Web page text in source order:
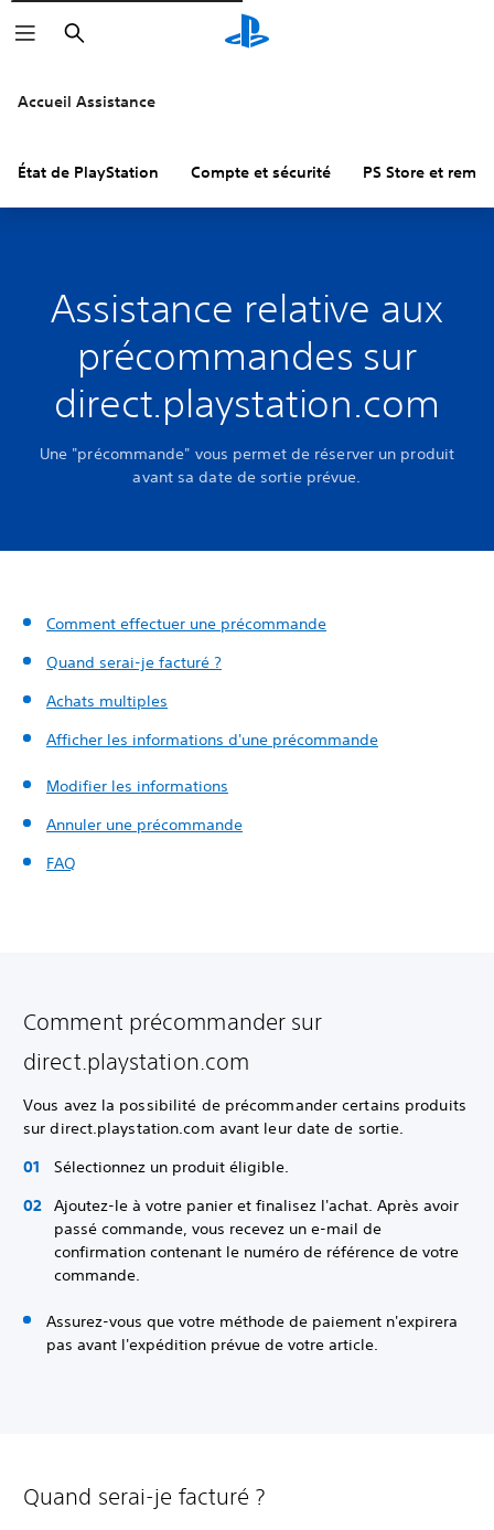
Rechercher
Accueil Assistance
État de PlayStation Compte et sécurité PS Store et
Assistance relative aux
précommandes sur
direct.playstation.com
Une "précommande" vous permet de réserver un produit
avant sa date de sortie prévue.
Comment effectuer une précommande
Quand serai-je facturé ?
Achats multiples
Afficher les informations d'une précommande
Modifier les informations
Annuler une précommande
FAQ
Comment précommander sur
direct.playstation.com
Vous avez la possibilité de précommander certains produits
sur direct.playstation.com avant leur date de sortie.
Sélectionnez un produit éligible.
Ajoutez-le à votre panier et finalisez l'achat. Après avoir
passé commande, vous recevez un e-mail de
confirmation contenant le numéro de référence de votre
commande.
Assurez-vous que votre méthode de paiement n'expirera
pas avant l'expédition prévue de votre article.
Quand serai-je facturé ?